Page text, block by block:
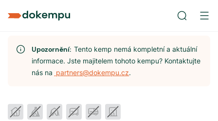
Upozornění:Tento kemp nemá kompletní a aktuální
informace. Jste majitelem tohoto kempu? Kontaktujte
nás na partners@dokempu.cz.